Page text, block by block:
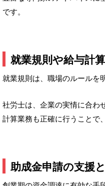
です。
就業規則や給与計
就業規則は、職場のルールを
社労士は、企業の実情に合わ
計算業務も正確に行うことで
助成金申請の支援